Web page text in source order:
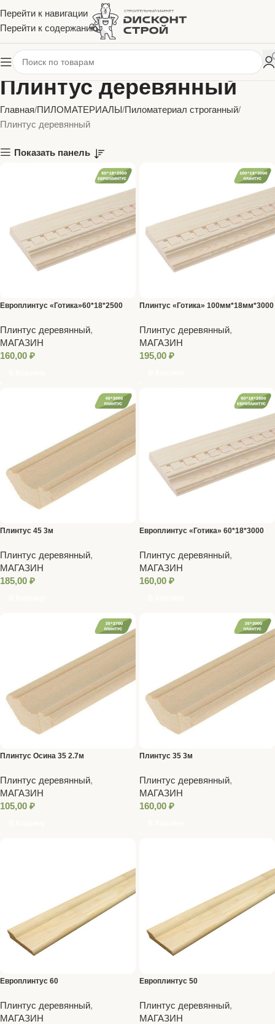
Перейти к навигации
Перейти к содержанию
Плинтус деревянный
Главная ПИЛОМАТЕРИАЛЫ Пиломатериал строганный
Плинтус деревянный
Показать панель
Европлинтус «Готика»60*18*2500
Плинтус деревянный,
МАГАЗИН
160,00 ₽
Плинтус «Готика» 100мм*18мм*3000
Плинтус деревянный,
МАГАЗИН
195,00 ₽
Плинтус 45 3м
Плинтус деревянный,
МАГАЗИН
185,00 ₽
Европлинтус «Готика» 60*18*3000
Плинтус деревянный,
МАГАЗИН
160,00 ₽
Плинтус Осина 35 2.7м
Плинтус деревянный,
МАГАЗИН
105,00 ₽
Плинтус 35 3м
Плинтус деревянный,
МАГАЗИН
160,00 ₽
Европлинтус 60
Плинтус деревянный,
МАГАЗИН
Европлинтус 50
Плинтус деревянный,
МАГАЗИН